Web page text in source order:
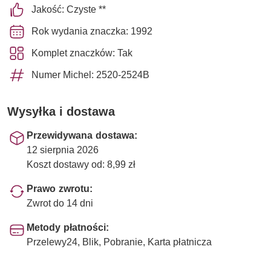
Jakość: Czyste **
Rok wydania znaczka: 1992
Komplet znaczków: Tak
Numer Michel: 2520-2524B
Wysyłka i dostawa
Przewidywana dostawa:
12 sierpnia 2026
Koszt dostawy od: 8,99 zł
Prawo zwrotu:
Zwrot do 14 dni
Metody płatności:
Przelewy24, Blik, Pobranie, Karta płatnicza